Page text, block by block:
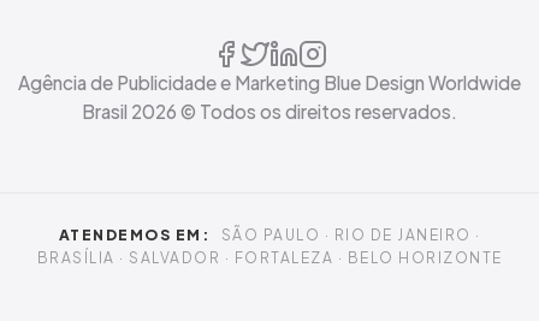
Agência de Publicidade e Marketing Blue Design Worldwide
Brasil 2026 © Todos os direitos reservados.
ATENDEMOS EM:
SÃO PAULO · RIO DE JANEIRO ·
BRASÍLIA · SALVADOR · FORTALEZA · BELO HORIZONTE